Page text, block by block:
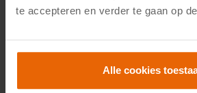
te accepteren en verder te gaan op
Alle cookies
Aluminium zijwanden